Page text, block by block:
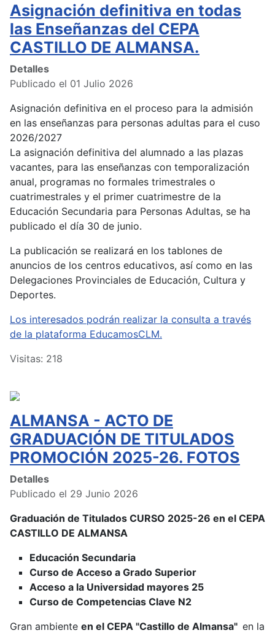
Asignación definitiva en todas
las Enseñanzas del CEPA
CASTILLO DE ALMANSA.
Detalles
Publicado el 01 Julio 2026
Asignación definitiva en el proceso para la admisión
en las enseñanzas para personas adultas para el cuso
2026/2027
La asignación definitiva del alumnado a las plazas
vacantes, para las enseñanzas con temporalización
anual, programas no formales trimestrales o
cuatrimestrales y el primer cuatrimestre de la
Educación Secundaria para Personas Adultas, se ha
publicado el día 30 de junio.
La publicación se realizará en los tablones de
anuncios de los centros educativos, así como en las
Delegaciones Provinciales de Educación, Cultura y
Deportes.
Los interesados podrán realizar la consulta a través
de la plataforma EducamosCLM.
Visitas: 218
ALMANSA - ACTO DE
GRADUACIÓN DE TITULADOS
PROMOCIÓN 2025-26. FOTOS
Detalles
Publicado el 29 Junio 2026
Graduación de Titulados CURSO 2025-26 en el CEPA
CASTILLO DE ALMANSA
Educación Secundaria
Curso de Acceso a Grado Superior
Acceso a la Universidad mayores 25
Curso de Competencias Clave N2
Gran ambiente en el CEPA "Castillo de Almansa" en la